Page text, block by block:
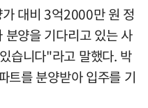
대비 3억2000만 원 정
양을 기다리고 있는 사
습니다"라고 말했다. 박
트를 분양받아 입주를 기